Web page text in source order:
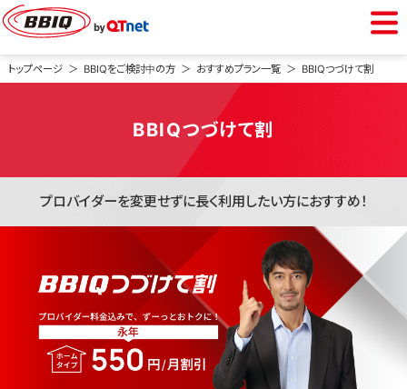
BBIQをご利用中の方
会員専用ページ
Webメール
BBIQをご検討中の方
光インターネット
光電話
トップページ BBIQをご検討中の方 おすすめプラン一覧 BBIQつづけて割
BBIQつづけて割
プロバイダーを変更せずに長く利用したい方におすすめ！